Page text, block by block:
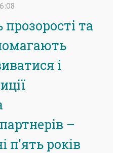
та
і
–
п'ять років